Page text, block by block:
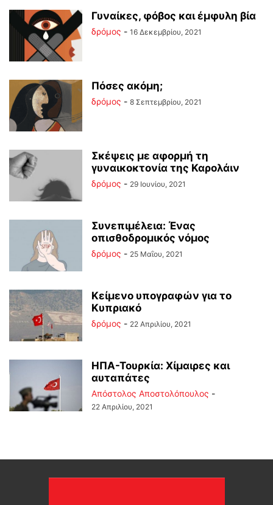
Γυναίκες, φόβος και έμφυλη βία
δρόμος - 16 Δεκεμβρίου, 2021
Πόσες ακόμη;
δρόμος - 8 Σεπτεμβρίου, 2021
Σκέψεις με αφορμή τη
γυναικοκτονία της Καρολάιν
δρόμος - 29 Ιουνίου, 2021
Συνεπιμέλεια: Ένας
οπισθοδρομικός νόμος
δρόμος - 25 Μαΐου, 2021
Κείμενο υπογραφών για το
Κυπριακό
δρόμος - 22 Απριλίου, 2021
ΗΠΑ-Τουρκία: Χίμαιρες και
αυταπάτες
Απόστολος Αποστολόπουλος -
22 Απριλίου, 2021